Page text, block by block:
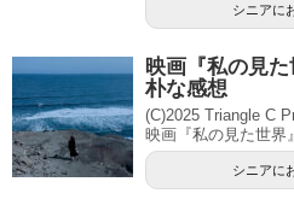
シニアに
映画『私の見
朴な感想
(C)2025 Triangle C
映画『私の見た世界
シニアに